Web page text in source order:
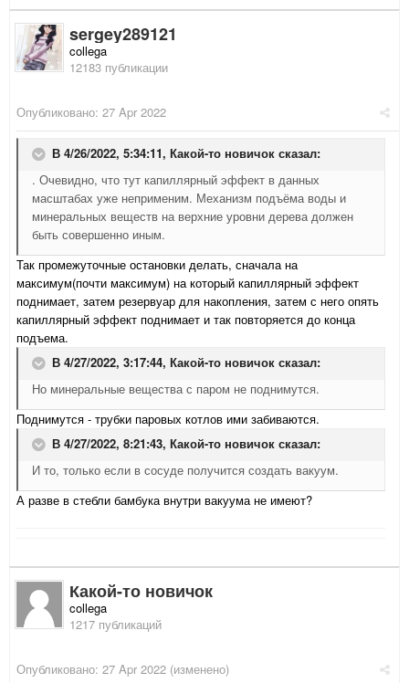
sergey289121
collega
12183 публикации
Опубликовано: 27 Apr 2022
В 4/26/2022, 5:34:11, Какой-то новичок сказал:
. Очевидно, что тут капиллярный эффект в данных
масштабах уже неприменим. Механизм подъёма воды и
минеральных веществ на верхние уровни дерева должен
быть совершенно иным.
Так промежуточные остановки делать, сначала на
максимум(почти максимум) на который капиллярный эффект
поднимает, затем резервуар для накопления, затем с него опять
капиллярный эффект поднимает и так повторяется до конца
подъема.
В 4/27/2022, 3:17:44, Какой-то новичок сказал:
Но минеральные вещества с паром не поднимутся.
Поднимутся - трубки паровых котлов ими забиваются.
В 4/27/2022, 8:21:43, Какой-то новичок сказал:
И то, только если в сосуде получится создать вакуум.
А разве в стебли бамбука внутри вакуума не имеют?
Какой-то новичок
collega
1217 публикаций
Опубликовано: 27 Apr 2022 (изменено)